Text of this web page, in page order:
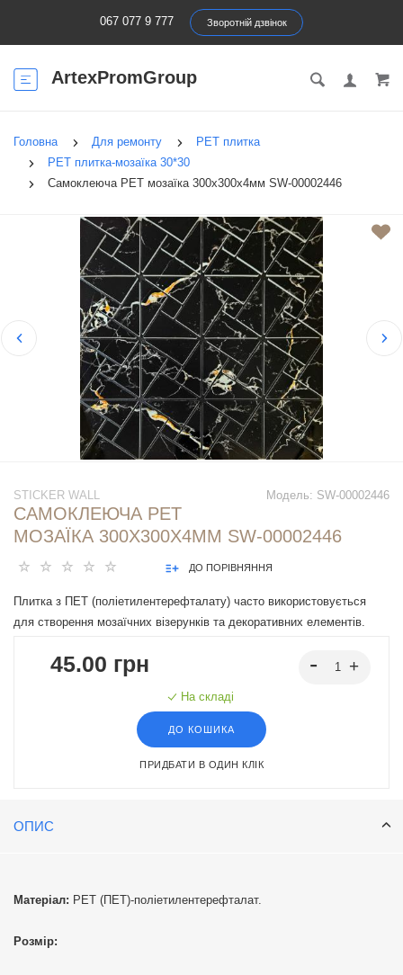
067 077 9 777 Зворотній дзвінок
ArtexPromGroup
Головна Для ремонту
PET плитка
PET плитка-мозаїка 30*30
Самоклеюча PET мозаїка 300х300х4мм SW-00002446
Модель: SW-00002446
STICKER WALL
САМОКЛЕЮЧА PET
МОЗАЇКА 300Х300Х4ММ SW-00002446
ДО ПОРІВНЯННЯ
Плитка з ПЕТ (поліетилентерефталату) часто використовується
для створення мозаїчних візерунків та декоративних елементів.
легкість, міцність і стійкість до впливу вологи. Цей матеріал може
житлових, так і у комерційних приміщеннях.
45.00 грн
На складі
ДО КОШИКА
ПРИДБАТИ В ОДИН КЛІК
ОПИС
Матеріал: PET (ПЕТ)-поліетилентерефталат.
Розмір: